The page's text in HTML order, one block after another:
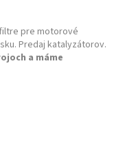
pre motorové
Predaj katalyzátorov.
a máme